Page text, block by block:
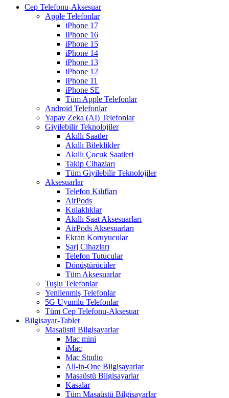
Cep Telefonu-Aksesuar
Apple Telefonlar
iPhone 17
iPhone 16
iPhone 15
iPhone 14
iPhone 13
iPhone 12
iPhone 11
iPhone SE
Tüm Apple Telefonlar
Android Telefonlar
Yapay Zeka (AI) Telefonlar
Giyilebilir Teknolojiler
Akıllı Saatler
Akıllı Bileklikler
Akıllı Çocuk Saatleri
Takip Cihazları
Tüm Giyilebilir Teknolojiler
Aksesuarlar
Telefon Kılıfları
AirPods
Kulaklıklar
Akıllı Saat Aksesuarları
AirPods Aksesuarları
Ekran Koruyucular
Şarj Cihazları
Telefon Tutucular
Dönüştürücüler
Tüm Aksesuarlar
Tuşlu Telefonlar
Yenilenmiş Telefonlar
5G Uyumlu Telefonlar
Tüm Cep Telefonu-Aksesuar
Bilgisayar-Tablet
Masaüstü Bilgisayarlar
Mac mini
iMac
Mac Studio
All-in-One Bilgisayarlar
Masaüstü Bilgisayarlar
Kasalar
Tüm Masaüstü Bilgisayarlar